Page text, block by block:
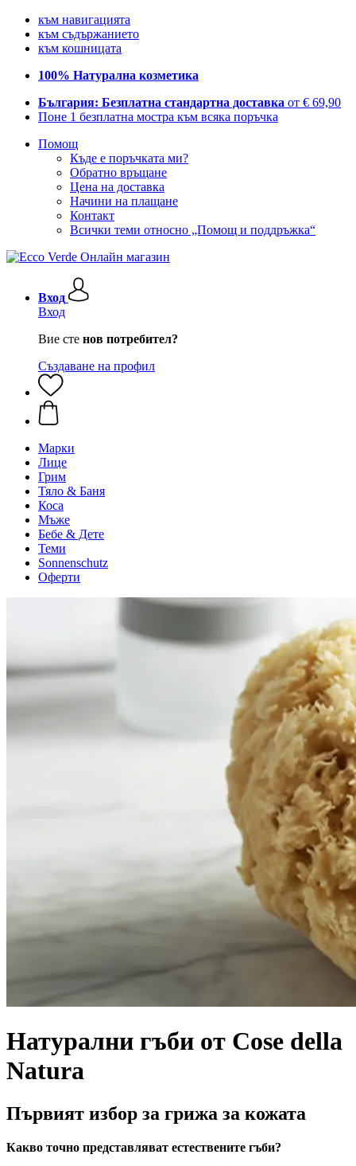
към навигацията
към съдържанието
към кошницата
100% Натурална козметика
България: Безплатна стандартна доставка от € 69,90
Поне 1 безплатна мостра към всяка поръчка
Помощ
Къде е поръчката ми?
Обратно връщане
Цена на доставка
Начини на плащане
Контакт
Всички теми относно „Помощ и поддръжка“
Вход
Вход
Вие сте нов потребител?
Създаване на профил
Марки
Лице
Грим
Тяло & Баня
Коса
Мъже
Бебе & Дете
Теми
Sonnenschutz
Оферти
Натурални гъби от Cose della
Natura
Първият избор за грижа за кожата
Какво точно представляват естествените гъби?